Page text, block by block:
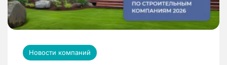
Новости компаний